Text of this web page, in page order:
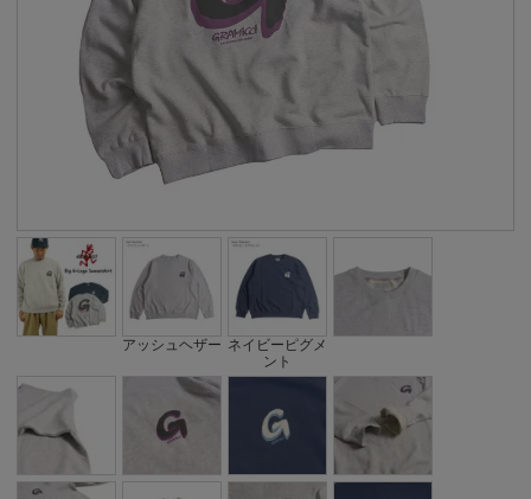
アッシュヘザー ネイビーピグメ
ント